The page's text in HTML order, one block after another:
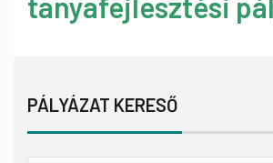
PÁLYÁZAT KERESŐ